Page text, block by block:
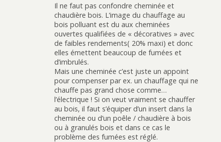
Il ne faut pas confondre cheminée et
chaudière bois. L’image du chauffage au
bois polluant est du aux cheminées
ouvertes qualifiées de « décoratives » avec
de faibles rendements( 20% maxi) et donc
elles émettent beaucoup de fumées et
d’imbrulés.
Mais une cheminée c’est juste un appoint
pour compenser par ex. un chauffage qui ne
chauffe pas grand chose comme…
l’électrique ! Si on veut vraiment se chauffer
au bois, il faut s’équiper d’un insert dans la
cheminée ou d’un poêle / chaudière à bois
ou à granulés bois et dans ce cas le
problème des fumées est réglé.